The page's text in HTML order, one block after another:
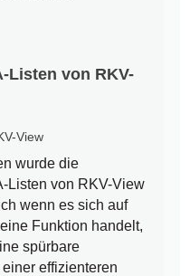
Listen von RKV-
View
wurde die
Listen von RKV-View
wenn es sich auf
Funktion handelt,
spürbare
effizienteren